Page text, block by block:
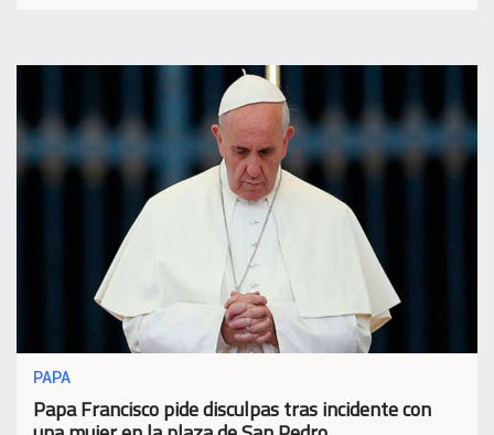
PAPA
Papa Francisco pide disculpas tras incidente con